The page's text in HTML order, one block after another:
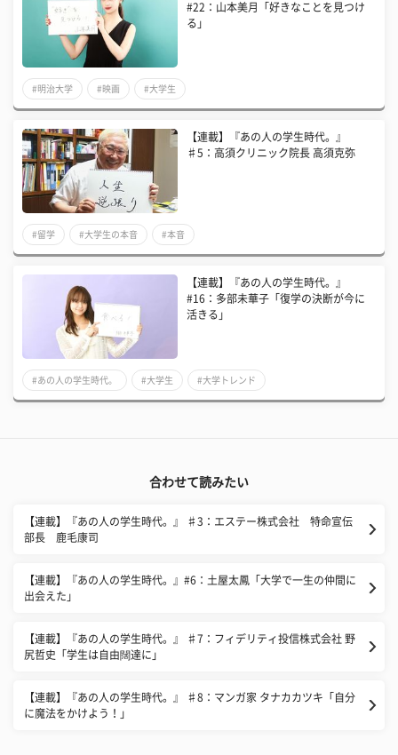
#22：山本美月「好きなことを見つけ
る」
#明治大学 #映画 #大学生
【連載】『あの人の学生時代。』
♯5：高須クリニック院長 高須克弥
#留学 #大学生の本音 #本音
​【連載】『あの人の学生時代。』
#16：多部未華子「復学の決断が今に
活きる」
#あの人の学生時代。 #大学生 #大学トレンド
合わせて読みたい
【連載】『あの人の学生時代。』 ♯3：エステー株式会社 特命宣伝
部長 鹿毛康司
​【連載】『あの人の学生時代。』#6：土屋太鳳「大学で一生の仲間に
出会えた」
【連載】『あの人の学生時代。』 ♯7：フィデリティ投信株式会社 野
尻哲史「学生は自由闊達に」
【連載】『あの人の学生時代。』 ♯8：マンガ家 タナカカツキ「自分
に魔法をかけよう！」